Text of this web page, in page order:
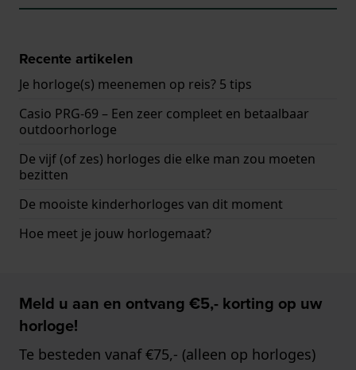
Recente artikelen
Je horloge(s) meenemen op reis? 5 tips
Casio PRG-69 – Een zeer compleet en betaalbaar
outdoorhorloge
De vijf (of zes) horloges die elke man zou moeten
bezitten
De mooiste kinderhorloges van dit moment
Hoe meet je jouw horlogemaat?
Meld u aan en ontvang €5,- korting op uw
horloge!
Te besteden vanaf €75,- (alleen op horloges)